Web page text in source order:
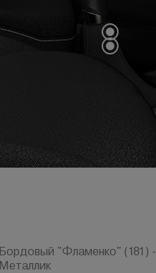
Бордовый "Фламенко" (181) -
Металлик